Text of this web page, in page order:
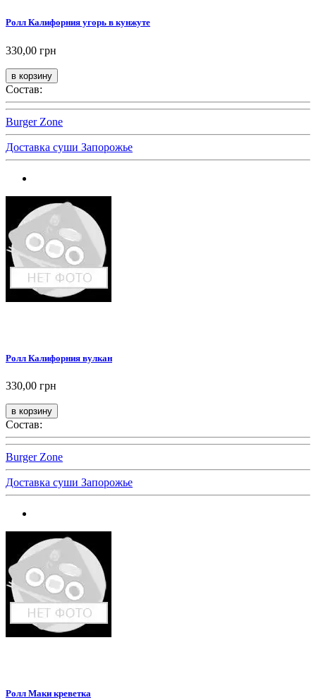
Ролл Калифорния угорь в кунжуте
330,00 грн
Состав:
Burger Zone
Доставка суши Запорожье
Ролл Калифорния вулкан
330,00 грн
Состав:
Burger Zone
Доставка суши Запорожье
Ролл Маки креветка